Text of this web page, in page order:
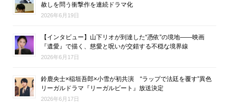
赦しを問う衝撃作を連続ドラマ化
2026年6月19日
【インタビュー】山下リオが到達した“憑依”の境地――映画
『遺愛』で描く、慈愛と呪いが交錯する不穏な境界線
2026年6月17日
鈴鹿央士×稲垣吾郎×小雪が初共演 “ラップで法廷を覆す”異色
リーガルドラマ『リーガルビート』放送決定
2026年6月17日